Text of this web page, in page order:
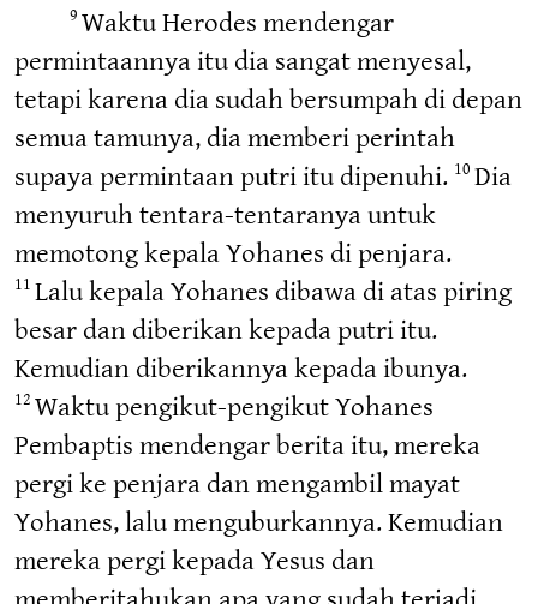
9 Waktu Herodes mendengar
permintaannya itu dia sangat menyesal,
tetapi karena dia sudah bersumpah di depan
semua tamunya, dia memberi perintah
supaya permintaan putri itu dipenuhi. 10 Dia
menyuruh tentara-tentaranya untuk
memotong kepala Yohanes di penjara.
11 Lalu kepala Yohanes dibawa di atas piring
besar dan diberikan kepada putri itu.
Kemudian diberikannya kepada ibunya.
12 Waktu pengikut-pengikut Yohanes
Pembaptis mendengar berita itu, mereka
pergi ke penjara dan mengambil mayat
Yohanes, lalu menguburkannya. Kemudian
mereka pergi kepada Yesus dan